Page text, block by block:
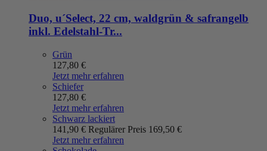
Duo, u´Select, 22 cm, waldgrün & safrangelb
inkl. Edelstahl-Tr...
Grün
127,80 €
Jetzt mehr erfahren
Schiefer
127,80 €
Jetzt mehr erfahren
Schwarz lackiert
141,90 € Regulärer Preis 169,50 €
Jetzt mehr erfahren